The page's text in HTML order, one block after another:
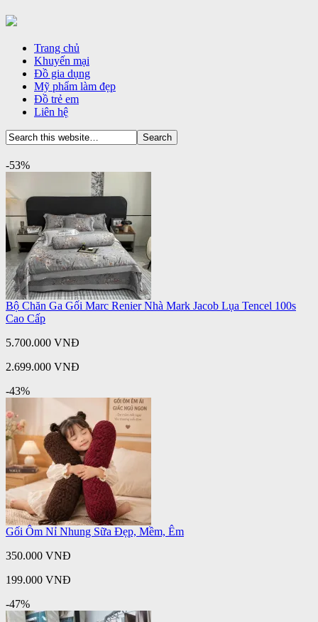
Trang chủ
Khuyến mại
Đồ gia dụng
Mỹ phẩm làm đẹp
Đồ trẻ em
Liên hệ
-53%
Bộ Chăn Ga Gối Marc Renier Nhà Mark Jacob Lụa Tencel 100s
Cao Cấp
5.700.000 VNĐ
2.699.000 VNĐ
-43%
Gối Ôm Nỉ Nhung Sữa Đẹp, Mềm, Êm
350.000 VNĐ
199.000 VNĐ
-47%